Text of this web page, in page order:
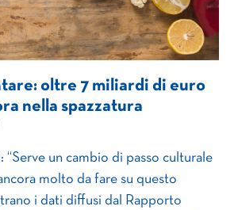
oltre 7 miliardi di euro
nella spazzatura
“Serve un cambio di passo culturale
molto da fare su questo
i dati diffusi dal Rapporto